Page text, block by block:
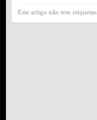
Este artigo não tem etiquetas.